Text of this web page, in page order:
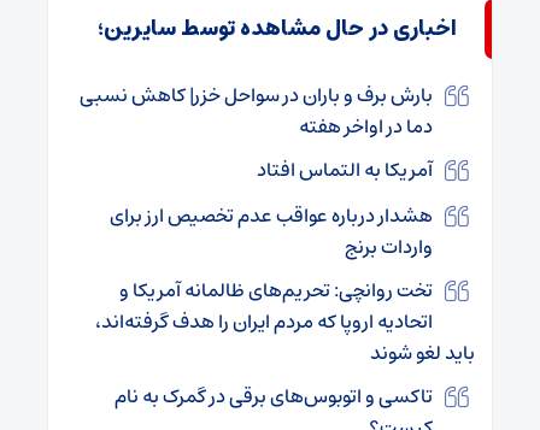
اخباری در حال مشاهده توسط سایرین؛
بارش برف و باران در سواحل خزر| کاهش نسبی
دما در اواخر هفته
آمریکا به التماس افتاد
هشدار درباره عواقب عدم تخصیص ارز برای
واردات برنج
تخت روانچی: تحریم‌های ظالمانه آمریکا و
اتحادیه اروپا که مردم ایران را هدف گرفته‌اند،
باید لغو شوند
تاکسی و اتوبوس‌های برقی در گمرک به نام